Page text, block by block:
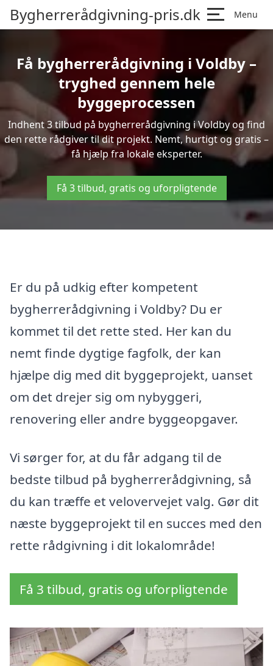
Bygherrerådgivning-pris.dk Menu
Få bygherrerådgivning i Voldby –
tryghed gennem hele
byggeprocessen
Indhent 3 tilbud på bygherrerådgivning i Voldby og find
den rette rådgiver til dit projekt. Nemt, hurtigt og gratis –
få hjælp fra lokale eksperter.
Få 3 tilbud, gratis og uforpligtende
Er du på udkig efter kompetent
bygherrerådgivning i Voldby? Du er
kommet til det rette sted. Her kan du
nemt finde dygtige fagfolk, der kan
hjælpe dig med dit byggeprojekt, uanset
om det drejer sig om nybyggeri,
renovering eller andre byggeopgaver.
Vi sørger for, at du får adgang til de
bedste tilbud på bygherrerådgivning, så
du kan træffe et velovervejet valg. Gør dit
næste byggeprojekt til en succes med den
rette rådgivning i dit lokalområde!
Få 3 tilbud, gratis og uforpligtende